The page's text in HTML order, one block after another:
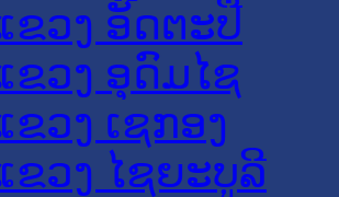
ຂວງ ອັດຕະປື
ຂວງ ອຸດົມໄຊ
ຂວງ ເຊກອງ
ຂວງ ໄຊຍະບູລີ